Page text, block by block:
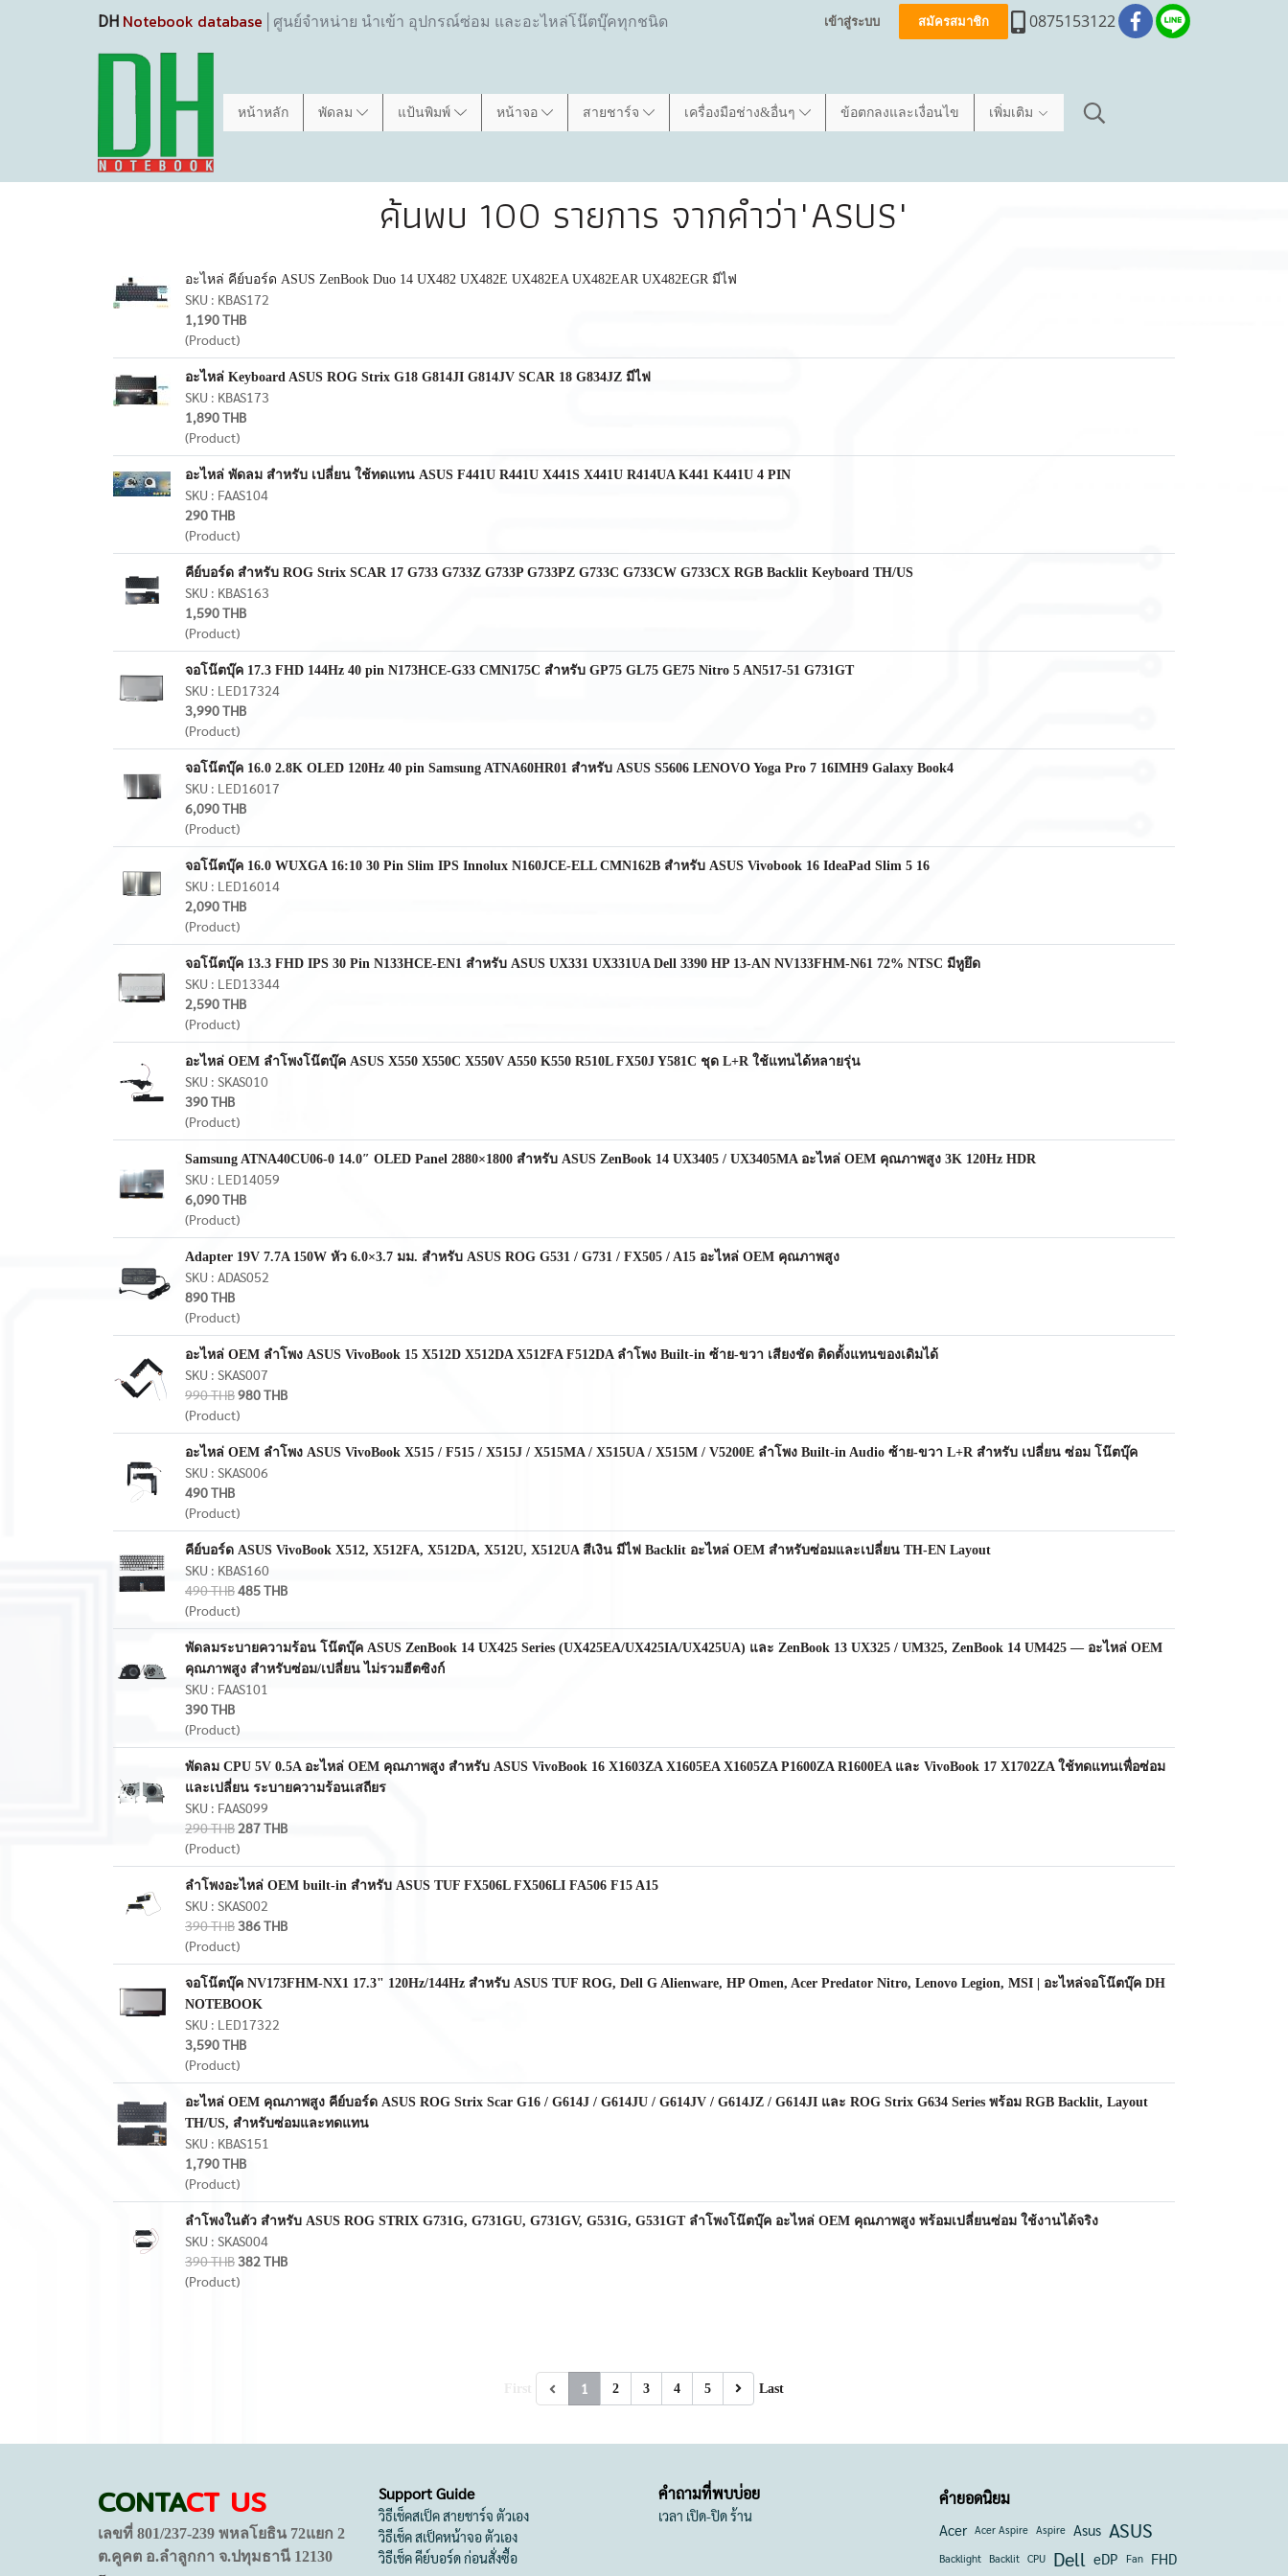
DH Notebook database │ศูนย์จำหน่าย นำเข้า อุปกรณ์ซ่อม และอะไหล่โน๊ตบุ๊คทุกชนิด เข้าสู่ระบบ สมัครสมาชิก 0875153122
หน้าหลัก พัดลม แป้นพิมพ์ หน้าจอ สายชาร์จ เครื่องมือช่าง&อื่นๆ ข้อตกลงและเงื่อนไข เพิ่มเติม
ค้นพบ 100 รายการ จากคำว่า"ASUS"
อะไหล่ คีย์บอร์ด ASUS ZenBook Duo 14 UX482 UX482E UX482EA UX482EAR UX482EGR มีไฟ
SKU : KBAS172
1,190 THB
(Product)
อะไหล่ Keyboard ASUS ROG Strix G18 G814JI G814JV SCAR 18 G834JZ มีไฟ
SKU : KBAS173
1,890 THB
(Product)
อะไหล่ พัดลม สำหรับ เปลี่ยน ใช้ทดแทน ASUS F441U R441U X441S X441U R414UA K441 K441U 4 PIN
SKU : FAAS104
290 THB
(Product)
คีย์บอร์ด สำหรับ ROG Strix SCAR 17 G733 G733Z G733P G733PZ G733C G733CW G733CX RGB Backlit Keyboard TH/US
SKU : KBAS163
1,590 THB
(Product)
จอโน๊ตบุ๊ค 17.3 FHD 144Hz 40 pin N173HCE-G33 CMN175C สำหรับ GP75 GL75 GE75 Nitro 5 AN517-51 G731GT
SKU : LED17324
3,990 THB
(Product)
จอโน๊ตบุ๊ค 16.0 2.8K OLED 120Hz 40 pin Samsung ATNA60HR01 สำหรับ ASUS S5606 LENOVO Yoga Pro 7 16IMH9 Galaxy Book4
SKU : LED16017
6,090 THB
(Product)
จอโน๊ตบุ๊ค 16.0 WUXGA 16:10 30 Pin Slim IPS Innolux N160JCE-ELL CMN162B สำหรับ ASUS Vivobook 16 IdeaPad Slim 5 16
SKU : LED16014
2,090 THB
(Product)
จอโน๊ตบุ๊ค 13.3 FHD IPS 30 Pin N133HCE-EN1 สำหรับ ASUS UX331 UX331UA Dell 3390 HP 13-AN NV133FHM-N61 72% NTSC มีหูยึด
SKU : LED13344
2,590 THB
(Product)
อะไหล่ OEM ลำโพงโน๊ตบุ๊ค ASUS X550 X550C X550V A550 K550 R510L FX50J Y581C ชุด L+R ใช้แทนได้หลายรุ่น
SKU : SKAS010
390 THB
(Product)
Samsung ATNA40CU06-0 14.0″ OLED Panel 2880×1800 สำหรับ ASUS ZenBook 14 UX3405 / UX3405MA อะไหล่ OEM คุณภาพสูง 3K 120Hz HDR
SKU : LED14059
6,090 THB
(Product)
Adapter 19V 7.7A 150W หัว 6.0×3.7 มม. สำหรับ ASUS ROG G531 / G731 / FX505 / A15 อะไหล่ OEM คุณภาพสูง
SKU : ADAS052
890 THB
(Product)
อะไหล่ OEM ลำโพง ASUS VivoBook 15 X512D X512DA X512FA F512DA ลำโพง Built-in ซ้าย-ขวา เสียงชัด ติดตั้งแทนของเดิมได้
SKU : SKAS007
990 THB980 THB
(Product)
อะไหล่ OEM ลำโพง ASUS VivoBook X515 / F515 / X515J / X515MA / X515UA / X515M / V5200E ลำโพง Built-in Audio ซ้าย-ขวา L+R สำหรับ เปลี่ยน ซ่อม โน๊ตบุ๊ค
SKU : SKAS006
490 THB
(Product)
คีย์บอร์ด ASUS VivoBook X512, X512FA, X512DA, X512U, X512UA สีเงิน มีไฟ Backlit อะไหล่ OEM สำหรับซ่อมและเปลี่ยน TH-EN Layout
SKU : KBAS160
490 THB485 THB
(Product)
พัดลมระบายความร้อน โน๊ตบุ๊ค ASUS ZenBook 14 UX425 Series (UX425EA/UX425IA/UX425UA) และ ZenBook 13 UX325 / UM325, ZenBook 14 UM425 — อะไหล่ OEM
คุณภาพสูง สำหรับซ่อม/เปลี่ยน ไม่รวมฮีตซิงก์
SKU : FAAS101
390 THB
(Product)
พัดลม CPU 5V 0.5A อะไหล่ OEM คุณภาพสูง สำหรับ ASUS VivoBook 16 X1603ZA X1605EA X1605ZA P1600ZA R1600EA และ VivoBook 17 X1702ZA ใช้ทดแทนเพื่อซ่อม
และเปลี่ยน ระบายความร้อนเสถียร
SKU : FAAS099
290 THB287 THB
(Product)
ลำโพงอะไหล่ OEM built‑in สำหรับ ASUS TUF FX506L FX506LI FA506 F15 A15
SKU : SKAS002
390 THB386 THB
(Product)
จอโน๊ตบุ๊ค NV173FHM-NX1 17.3" 120Hz/144Hz สำหรับ ASUS TUF ROG, Dell G Alienware, HP Omen, Acer Predator Nitro, Lenovo Legion, MSI | อะไหล่จอโน๊ตบุ๊ค DH
NOTEBOOK
SKU : LED17322
3,590 THB
(Product)
อะไหล่ OEM คุณภาพสูง คีย์บอร์ด ASUS ROG Strix Scar G16 / G614J / G614JU / G614JV / G614JZ / G614JI และ ROG Strix G634 Series พร้อม RGB Backlit, Layout
TH/US, สำหรับซ่อมและทดแทน
SKU : KBAS151
1,790 THB
(Product)
ลำโพงในตัว สำหรับ ASUS ROG STRIX G731G, G731GU, G731GV, G531G, G531GT ลำโพงโน๊ตบุ๊ค อะไหล่ OEM คุณภาพสูง พร้อมเปลี่ยนซ่อม ใช้งานได้จริง
SKU : SKAS004
390 THB382 THB
(Product)
1 2 3 4 5 Last
CONTACT US
เลขที่ 801/237-239 พหลโยธิน 72แยก 2
ต.คูคต อ.ลำลูกกา จ.ปทุมธานี 12130
Support Guide
วิธีเช็คสเป็ค สายชาร์จ ตัวเอง
วิธีเช็ค สเป็คหน้าจอ ตัวเอง
วิธีเช็ค คีย์บอร์ด ก่อนสั่งซื้อ
คำถามที่พบบ่อย
เวลา เปิด-ปิด ร้าน
คำยอดนิยม
Acer Acer Aspire Aspire Asus ASUS
Backlight Backlit CPU Dell eDP Fan FHD